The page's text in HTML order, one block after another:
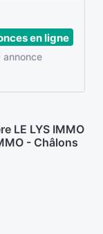
en ligne
annonce
LE LYS IMMO
- Châlons